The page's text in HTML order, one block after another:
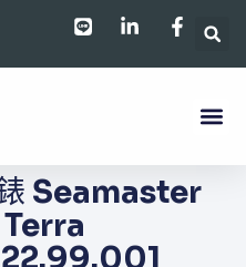
Seamaster